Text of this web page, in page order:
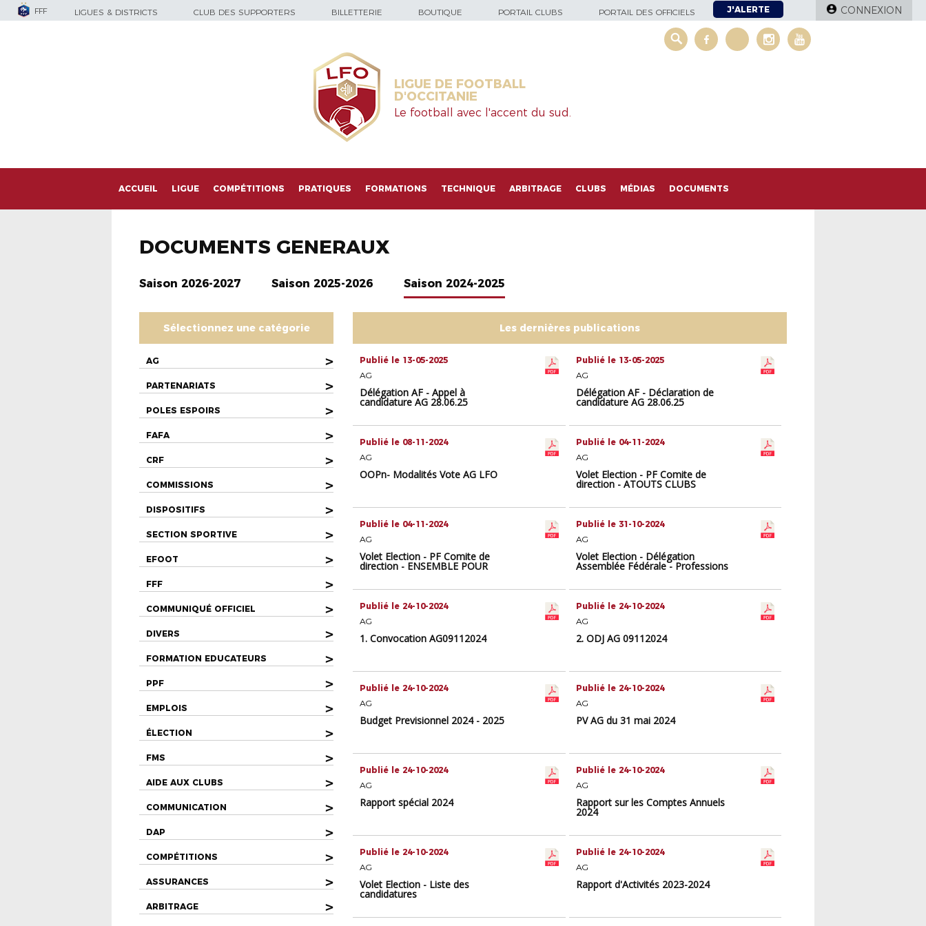
FFF LIGUES & DISTRICTS CLUB DES SUPPORTERS BILLETTERIE BOUTIQUE PORTAIL CLUBS PORTAIL DES OFFICIELS J'ALERTE CONNEXION
LIGUE DE FOOTBALL
D'OCCITANIE
Le football avec l'accent du sud.
ACCUEIL LIGUE COMPÉTITIONS PRATIQUES FORMATIONS TECHNIQUE ARBITRAGE CLUBS MÉDIAS DOCUMENTS
DOCUMENTS GENERAUX
Saison 2026-2027 Saison 2025-2026 Saison 2024-2025
Sélectionnez une catégorie
AG >
PARTENARIATS >
POLES ESPOIRS >
FAFA >
CRF >
COMMISSIONS >
DISPOSITIFS >
SECTION SPORTIVE >
EFOOT >
FFF >
COMMUNIQUÉ OFFICIEL >
DIVERS >
FORMATION EDUCATEURS >
PPF >
EMPLOIS >
ÉLECTION >
FMS >
AIDE AUX CLUBS >
COMMUNICATION >
DAP >
COMPÉTITIONS >
ASSURANCES >
ARBITRAGE
>
Les dernières publications
Publié le 13-05-2025
AG
Délégation AF - Appel à
candidature AG 28.06.25
Publié le 13-05-2025
AG
Délégation AF - Déclaration de
candidature AG 28.06.25
Publié le 08-11-2024
AG
OOPn- Modalités Vote AG LFO
Publié le 04-11-2024
AG
Volet Election - PF Comite de
direction - ATOUTS CLUBS
Publié le 04-11-2024
AG
Volet Election - PF Comite de
direction - ENSEMBLE POUR
Publié le 31-10-2024
AG
Volet Election - Délégation
Assemblée Fédérale - Professions
Publié le 24-10-2024
AG
1. Convocation AG09112024
Publié le 24-10-2024
AG
2. ODJ AG 09112024
Publié le 24-10-2024
AG
Budget Previsionnel 2024 - 2025
Publié le 24-10-2024
AG
PV AG du 31 mai 2024
Publié le 24-10-2024
AG
Rapport spécial 2024
Publié le 24-10-2024
AG
Rapport sur les Comptes Annuels
2024
Publié le 24-10-2024
AG
Volet Election - Liste des
candidatures
Publié le 24-10-2024
AG
Rapport d'Activités 2023-2024